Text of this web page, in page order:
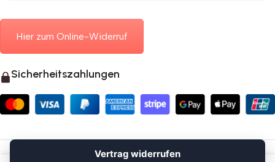
Hier zum Online-Widerruf
Sicherheitszahlungen
© 2026 Mauerkasten24.de
Vertrag widerrufen